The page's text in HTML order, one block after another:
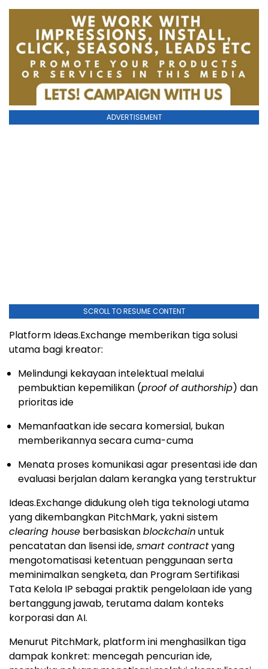
ADVERTISEMENT
SCROLL TO RESUME CONTENT
Platform Ideas.Exchange memberikan tiga solusi
utama bagi kreator:
Melindungi kekayaan intelektual melalui
pembuktian kepemilikan (proof of authorship) dan
prioritas ide
Memanfaatkan ide secara komersial, bukan
memberikannya secara cuma-cuma
Menata proses komunikasi agar presentasi ide dan
evaluasi berjalan dalam kerangka yang terstruktur
Ideas.Exchange didukung oleh tiga teknologi utama
yang dikembangkan PitchMark, yakni sistem
clearing house berbasiskanblockchainuntuk
pencatatan dan lisensi ide,smart contractyang
mengotomatisasi ketentuan penggunaan serta
meminimalkan sengketa, dan Program Sertifikasi
Tata Kelola IP sebagai praktik pengelolaan ide yang
bertanggung jawab, terutama dalam konteks
korporasi dan AI.
Menurut PitchMark, platform ini menghasilkan tiga
dampak konkret: mencegah pencurian ide,